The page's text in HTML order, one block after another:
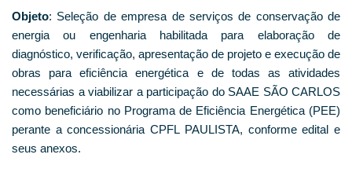
Objeto: Seleção de empresa de serviços de conservação de
energia ou engenharia habilitada para elaboração de
diagnóstico, verificação, apresentação de projeto e execução de
obras para eficiência energética e de todas as atividades
necessárias a viabilizar a participação do SAAE SÃO CARLOS
como beneficiário no Programa de Eficiência Energética (PEE)
perante a concessionária CPFL PAULISTA, conforme edital e
seus anexos.